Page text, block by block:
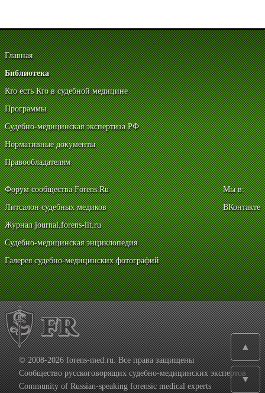
Главная
Библиотека
Кто есть Кто в судебной медицине
Программы
Судебно-медицинская экспертиза РФ
Нормативные документы
Правообладателям
Форум сообщества Forens.Ru
Литсалон судебных медиков
Журнал journal.forens-lit.ru
Судебно-медицинская энциклопедия
Галерея судебно-медицинских фотографий
Мы в:
ВКонтакте
© 2008-2026 forens-med.ru. Все права защищены
Сообщество русскоговорящих судебно-медицинских экспертов
Community of Russian-speaking forensic medical experts
▲
▼